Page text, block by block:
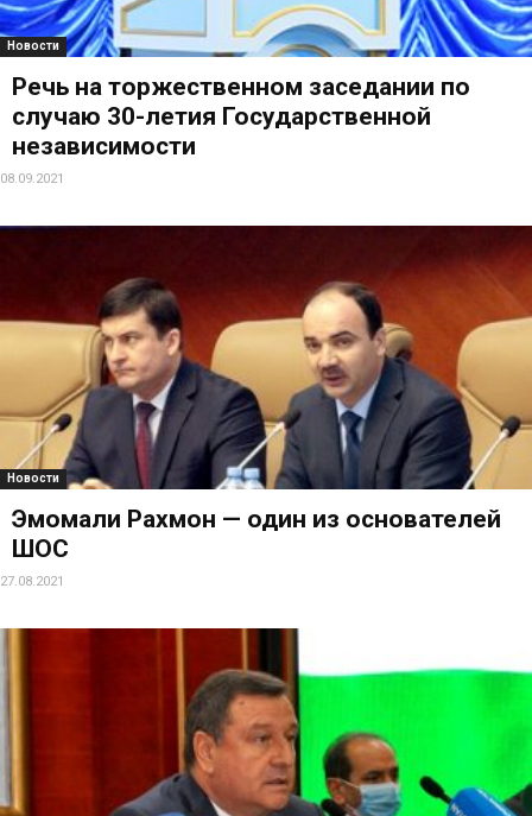
Новости
Речь на торжественном заседании по
случаю 30-летия Государственной
независимости
08.09.2021
Новости
Эмомали Рахмон — один из основателей
ШОС
27.08.2021